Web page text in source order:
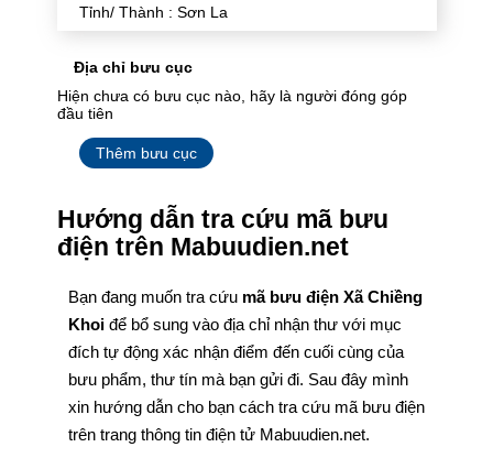
Tỉnh/ Thành : Sơn La
Địa chỉ bưu cục
Hiện chưa có bưu cục nào, hãy là người đóng góp
đầu tiên
Thêm bưu cục
Hướng dẫn tra cứu mã bưu
điện trên Mabuudien.net
Bạn đang muốn tra cứu mã bưu điện Xã Chiềng
Khoi để bổ sung vào địa chỉ nhận thư với mục
đích tự động xác nhận điểm đến cuối cùng của
bưu phẩm, thư tín mà bạn gửi đi. Sau đây mình
xin hướng dẫn cho bạn cách tra cứu mã bưu điện
trên trang thông tin điện tử Mabuudien.net.